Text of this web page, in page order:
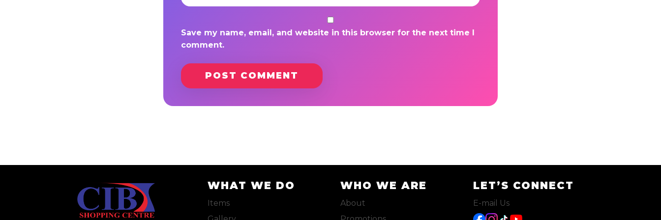
Save my name, email, and website in this browser for the next time I
comment.
WHAT WE DO
Items
WHO WE ARE
About
LET’S CONNECT
E-mail Us